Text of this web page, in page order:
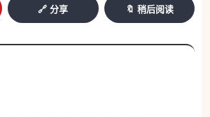
🔗 分享 🔖 稍后阅读